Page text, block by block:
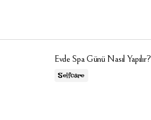
Evde Spa Günü Nasıl Yapılır?
Selfcare